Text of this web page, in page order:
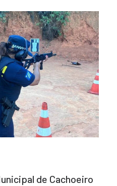
de Cachoeiro